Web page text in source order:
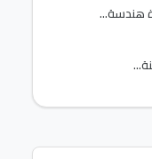
هندسة...